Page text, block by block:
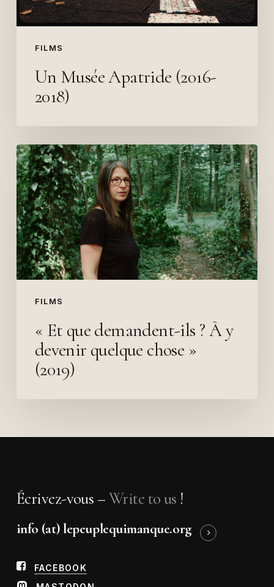
FILMS
Un Musée Apatride (2016-
2018)
FILMS
«
Et
que
demandent-
ils
?
À
y
quelque
(2019)
« Et que demandent-ils ? À y
devenir quelque chose »
(2019)
Écrivez-vous –Write to us !
info (at) lepeuplequimanque.org
FACEBOOK